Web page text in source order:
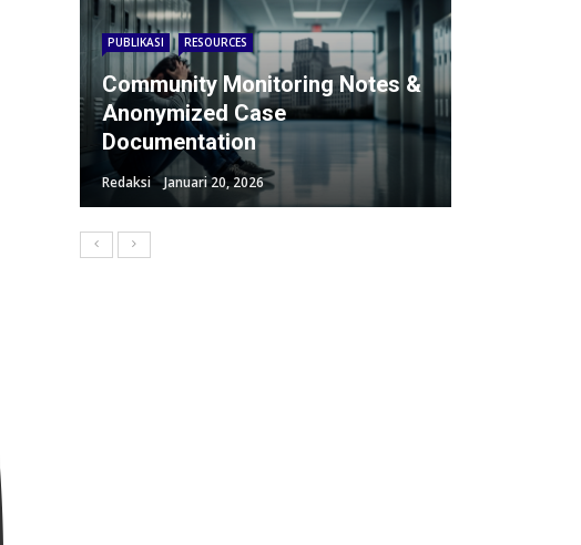
PUBLIKASI RESOURCES
Community Monitoring Notes &
Anonymized Case
Documentation
Redaksi Januari 20, 2026